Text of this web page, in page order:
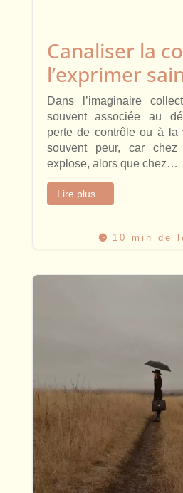
Canaliser la
l’exprimer
Dans l’imaginaire
souvent associée au
perte de contrôle ou à la
souvent peur, car chez
explose, alors que chez…
Lire plus...
 10 min de